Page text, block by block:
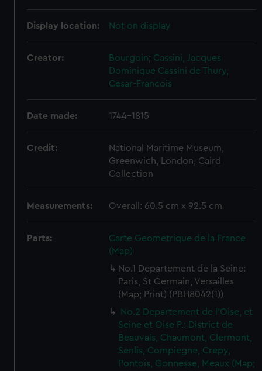
Display location: Not on display
Creator: Bourgoin; Cassini, Jacques
Dominique Cassini de Thury,
Cesar-Francois
Date made: 1744-1815
Credit:
National Maritime Museum,
Greenwich, London, Caird
Collection
Measurements: Overall: 60.5 cm x 92.5 cm
Parts:
Carte Geometrique de la France
(Map)
No.1 Departement de la Seine:
Paris, St Germain, Versailles
(Map; Print) (PBH8042(1))
No.2 Departement de l'Oise, et
Seine et Oise P.: District de
Beauvais, Chaumont, Clermont,
Senlis, Compiegne, Crepy,
Pontois, Gonnesse, Meaux (Map;